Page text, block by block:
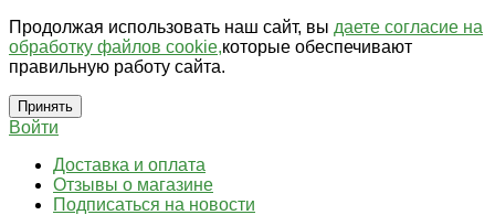
Продолжая использовать наш сайт, вы даете согласие на
обработку файлов cookie,которые обеспечивают
правильную работу сайта.
Принять
Войти
Доставка и оплата
Отзывы о магазине
Подписаться на новости